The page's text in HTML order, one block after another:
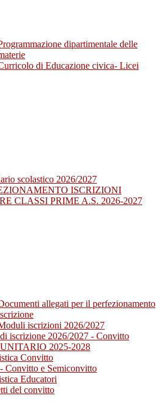
dipartimentale delle
di Educazione civica- Licei
scolastico 2026/2027
ISCRIZIONI
CLASSI PRIME A.S. 2026-2027
allegati per il perfezionamento
iscrizioni 2026/2027
iscrizione 2026/2027 - Convitto
2025-2028
Convitto
Convitto e Semiconvitto
Educatori
del convitto